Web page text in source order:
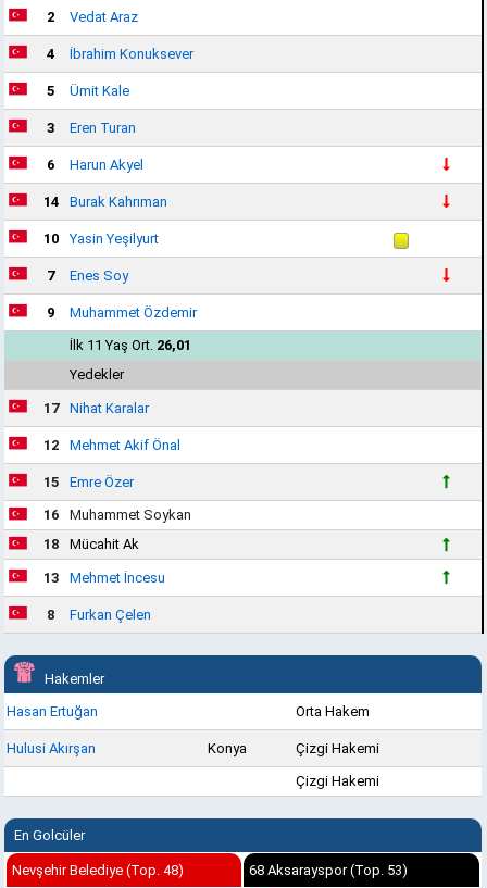
2 Vedat Araz
4 İbrahim Konuksever
5 Ümit Kale
3 Eren Turan
6 Harun Akyel
14 Burak Kahrıman
10 Yasin Yeşilyurt
7 Enes Soy
9
Muhammet Özdemir
İlk 11 Yaş Ort. 26,01
Yedekler
17 Nihat Karalar
12 Mehmet Akif Önal
15
Emre Özer
16
Muhammet Soykan
18
Mücahit Ak
13 Mehmet İncesu
8 Furkan Çelen
Hakemler
Hasan Ertuğan
Orta Hakem
Hulusi Akırşan Konya
Çizgi Hakemi
Çizgi Hakemi
En Golcüler
Nevşehir Belediye (Top. 48) 68 Aksarayspor (Top. 53)